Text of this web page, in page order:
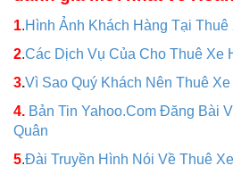
1.Hình Ảnh Khách Hàng Tại Thuê
2.Các Dịch Vụ Của Cho Thuê Xe
3.Vì Sao Quý Khách Nên Thuê
4. Bản Tin Yahoo.Com Đăng Bài
Quân
5.Đài Truyền Hình Nói Về Thuê